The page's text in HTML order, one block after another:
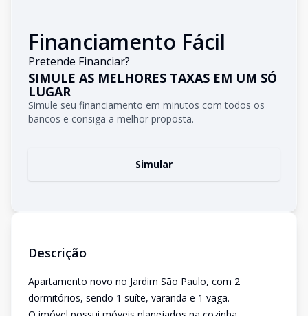
Financiamento Fácil
Pretende Financiar?
SIMULE AS MELHORES TAXAS EM UM SÓ
LUGAR
Simule seu financiamento em minutos com todos os
bancos e consiga a melhor proposta.
Simular
Descrição
Apartamento novo no Jardim São Paulo, com 2
dormitórios, sendo 1 suíte, varanda e 1 vaga.